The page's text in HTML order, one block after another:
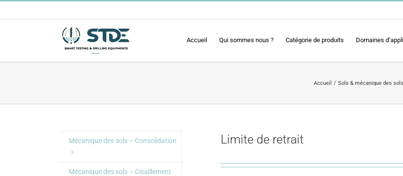
au
Accueil Qui sommes nous ? Catégorie de produits Domaines
Accueil Sols & mécanique des sols
Limite de retrait
Mécanique des sols – Consolidation
Mécanique des sols – Cisaillement